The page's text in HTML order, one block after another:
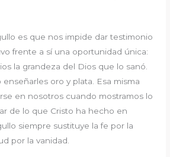
es que nos impide dar testimonio
frente a sí una oportunidad única:
la grandeza del Dios que lo sanó.
oro y plata. Esa misma
en nosotros cuando mostramos lo
de lo que Cristo ha hecho en
siempre sustituye la fe por la
por la vanidad.